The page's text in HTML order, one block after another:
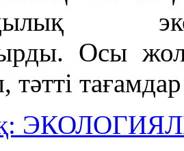
Осы